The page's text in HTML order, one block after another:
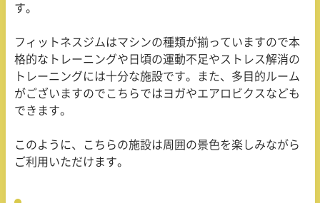
す。
フィットネスジムはマシンの種類が揃っていますので本
格的なトレーニングや日頃の運動不足やストレス解消の
トレーニングには十分な施設です。また、多目的ルーム
がございますのでこちらではヨガやエアロビクスなども
できます。
このように、こちらの施設は周囲の景色を楽しみながら
ご利用いただけます。